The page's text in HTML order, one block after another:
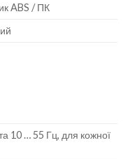
ABS / ПК
10 … 55 Гц, для кожної